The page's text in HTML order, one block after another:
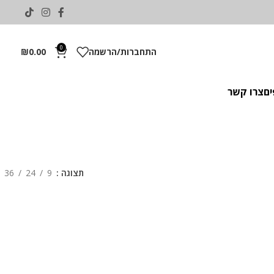
התחברות/הרשמה 0
₪0.00
צרו קשר
תצוגה 9
24
36